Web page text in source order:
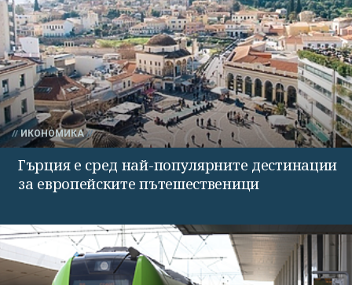
ИКОНОМИКА
Гърция е сред най-популярните дестинации
за европейските пътешественици